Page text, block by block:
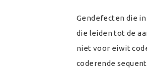
Gendefecten die
die leiden tot de
niet voor eiwit
coderende